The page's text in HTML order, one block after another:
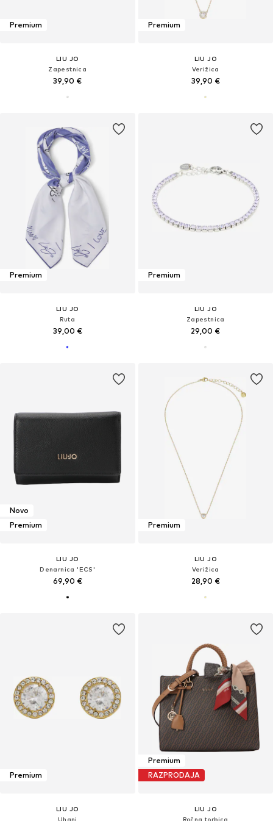
Premium
LIU JO
Zapestnica
39,90 €
Premium
LIU JO
Verižica
39,90 €
Premium
LIU JO
Ruta
39,00 €
Premium
LIU JO
Zapestnica
29,00 €
Novo
Premium
LIU JO
Denarnica 'ECS'
69,90 €
Premium
LIU JO
Verižica
28,90 €
Premium
LIU JO
Uhani
Premium
RAZPRODAJA
LIU JO
Ročna torbica